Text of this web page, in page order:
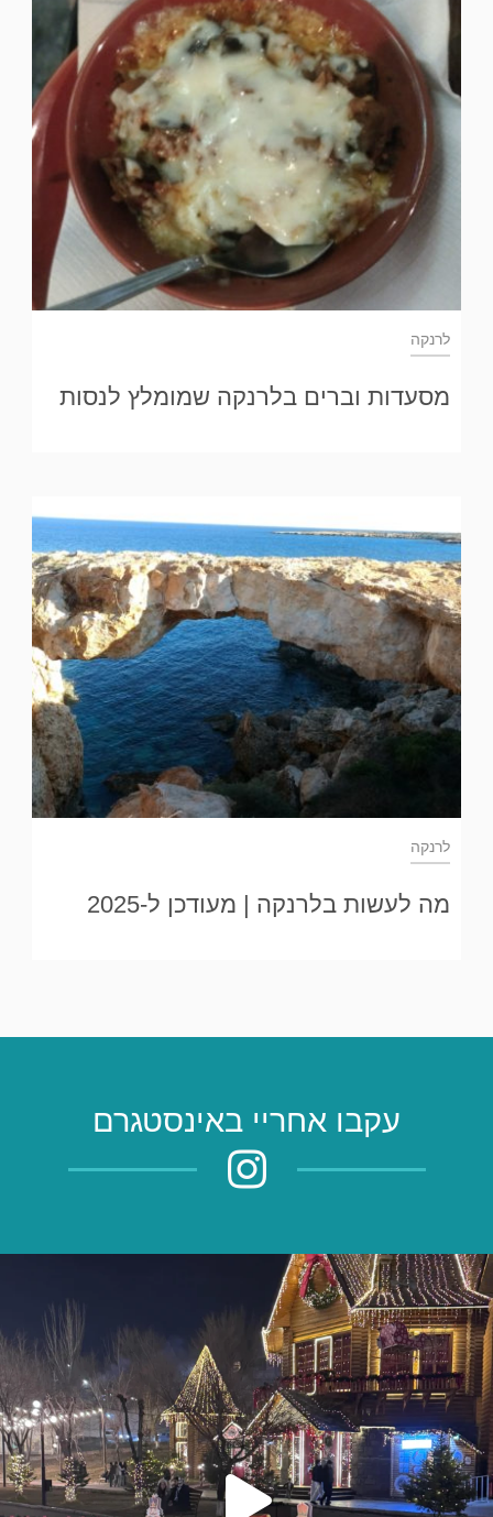
לרנקה
מסעדות וברים בלרנקה שמומלץ לנסות
לרנקה
מה לעשות בלרנקה | מעודכן ל-2025
עקבו אחריי באינסטגרם